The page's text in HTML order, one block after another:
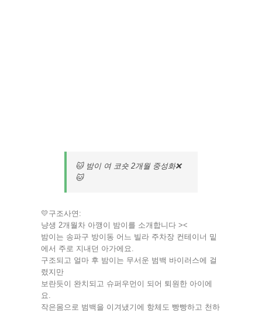
🐱 밤이 여 코숏 2개월 중성화❌
🐱
💛구조사연:
냥생 2개월차 아깽이 밤이를 소개합니다 ><
밤이는 송파구 방이동 어느 빌라 주차장 컨테이너 밑
에서 주로 지내던 아가에요.
구조되고 얼마 후 밤이는 무서운 범백 바이러스에 걸
렸지만
보란듯이 완치되고 슈퍼우먼이 되어 퇴원한 아이에
요.
작은몸으로 범백을 이겨냈기에 항체도 빵빵하고 천하